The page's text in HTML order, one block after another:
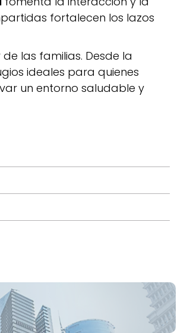
fortalecen los lazos
las familias. Desde la
ideales para quienes
un entorno saludable y